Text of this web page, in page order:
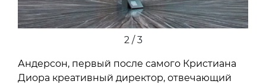
2 / 3
Андерсон, первый после самого Кристиана
Диора креативный директор, отвечающий